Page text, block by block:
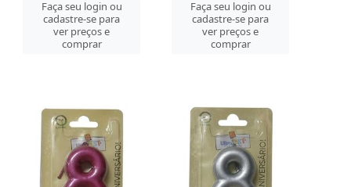
Faça seu login ou
cadastre-se para
ver preços e
comprar
Faça seu login ou
cadastre-se para
ver preços e
comprar